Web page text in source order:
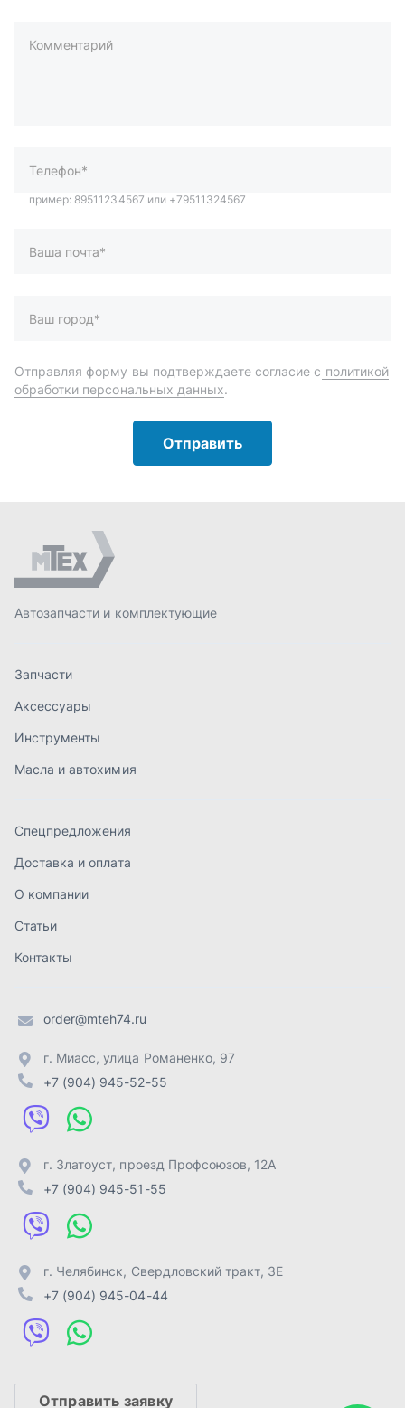
Комментарий
пример: 89511234567 или +79511324567
Отправить
Автозапчасти и комплектующие
Масла и автохимия
Спецпредложения
Доставка и оплата
Контакты
order@mteh74.ru
+7 (904) 945-52-55
г. Златоуст
г. Челябинск
+7 (904) 945-04-44
Отправить заявку
ИП Лахтачёв О.В.
Разработка -